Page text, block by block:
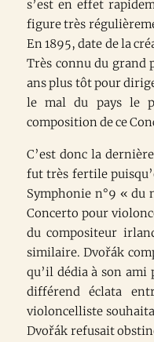
s’est en effet
figure très
En 1895, date de la
Très connu du grand
ans plus tôt pour
le mal du pays le
composition de ce
C’est donc la
fut très fertile
Symphonie n°9 « du
Concerto pour
du compositeur
similaire. Dvořák
qu’il dédia à son ami
différend éclata
violoncelliste
Dvořák refusait